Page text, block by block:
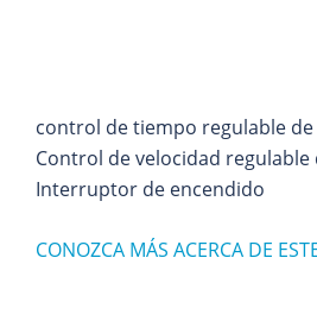
control de tiempo regulable
Control de velocidad regulable
Interruptor de encendido
CONOZCA MÁS ACERCA DE